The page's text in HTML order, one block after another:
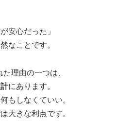
安心だった」
なことです。
理由の一つは、
にあります。
もしなくていい。
大きな利点です。